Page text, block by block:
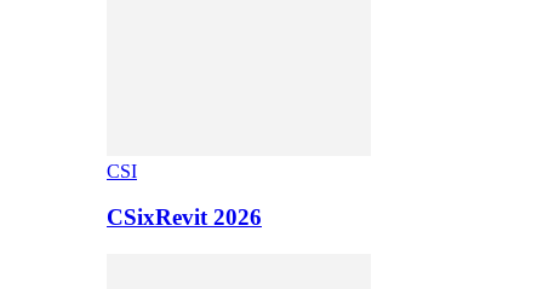
CSI
CSixRevit 2026